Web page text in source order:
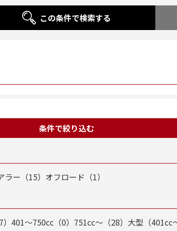
この条件で検索する
条件で絞り込む
ラー（15） オフロード（1）
）401～750cc（0） 751cc～（28） 大型（401cc